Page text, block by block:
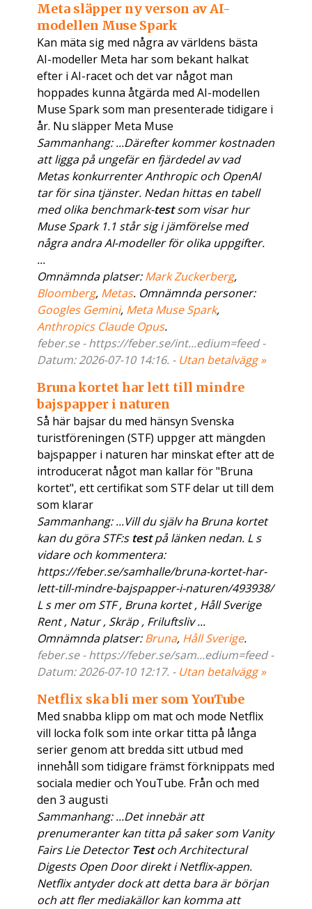
Meta släpper ny verson av AI-
modellen Muse Spark
Kan mäta sig med några av världens bästa
AI-modeller Meta har som bekant halkat
efter i AI-racet och det var något man
hoppades kunna åtgärda med AI-modellen
Muse Spark som man presenterade tidigare i
år. Nu släpper Meta Muse
Sammanhang: ...Därefter kommer kostnaden
att ligga på ungefär en fjärdedel av vad
Metas konkurrenter Anthropic och OpenAI
tar för sina tjänster. Nedan hittas en tabell
med olika benchmark-testsom visar hur
Muse Spark 1.1 står sig i jämförelse med
några andra AI-modeller för olika uppgifter.
...
Omnämnda platser:Mark Zuckerberg,
Bloomberg, Metas. Omnämnda personer:
Googles Gemini, Meta Muse Spark,
Anthropics Claude Opus.
feber.se - https://feber.se/int...edium=feed -
Datum: 2026-07-10 14:16. - Utan betalvägg »
Bruna kortet har lett till mindre
bajspapper i naturen
Så här bajsar du med hänsyn Svenska
turistföreningen (STF) uppger att mängden
bajspapper i naturen har minskat efter att de
introducerat något man kallar för "Bruna
kortet", ett certifikat som STF delar ut till dem
som klarar
Sammanhang: ...Vill du själv ha Bruna kortet
kan du göra STF:s testpå länken nedan. L s
vidare och kommentera:
https://feber.se/samhalle/bruna-kortet-har-
lett-till-mindre-bajspapper-i-naturen/493938/
L s mer om STF , Bruna kortet , Håll Sverige
Rent , Natur , Skräp , Friluftsliv ...
Omnämnda platser:Bruna, Håll Sverige.
feber.se - https://feber.se/sam...edium=feed -
Datum: 2026-07-10 12:17. - Utan betalvägg »
Netflix ska bli mer som YouTube
Med snabba klipp om mat och mode Netflix
vill locka folk som inte orkar titta på långa
serier genom att bredda sitt utbud med
innehåll som tidigare främst förknippats med
sociala medier och YouTube. Från och med
den 3 augusti
Sammanhang: ...Det innebär att
prenumeranter kan titta på saker som Vanity
Fairs Lie DetectorTestoch Architectural
Digests Open Door direkt i Netflix-appen.
Netflix antyder dock att detta bara är början
och att fler mediakällor kan komma att